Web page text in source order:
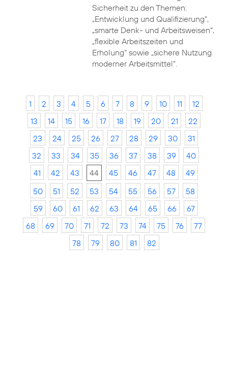
Sicherheit zu den Themen:
„Entwicklung und Qualifizierung“,
„smarte Denk- und Arbeitsweisen“,
„flexible Arbeitszeiten und
Erholung“ sowie „sichere Nutzung
moderner Arbeitsmittel“.
1 2 3 4 5 6 7 8 9 10 11
12
13
14 15 16 17 18 19 20 21
22
23
24 25 26 27 28 29 30
31
32
33 34 35 36 37 38 39
40
41
42 43 44 45 46 47 48
49
50
51 52 53 54 55 56 57
58
59
60 61 62 63 64 65 66
67
68
69 70 71 72 73 74 75 76
77
78
79 80 81 82